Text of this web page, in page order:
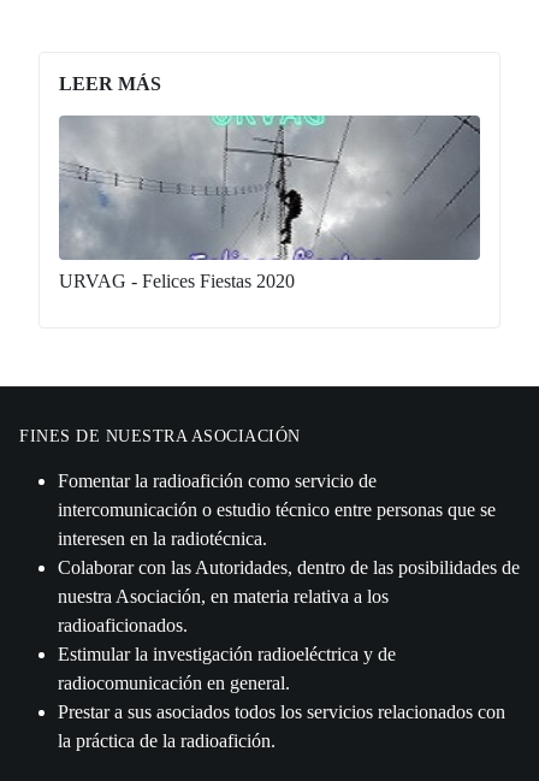
LEER MÁS
URVAG - Felices Fiestas 2020
FINES DE NUESTRA ASOCIACIÓN
Fomentar la radioafición como servicio de
intercomunicación o estudio técnico entre personas que se
interesen en la radiotécnica.
Colaborar con las Autoridades, dentro de las posibilidades de
nuestra Asociación, en materia relativa a los
radioaficionados.
Estimular la investigación radioeléctrica y de
radiocomunicación en general.
Prestar a sus asociados todos los servicios relacionados con
la práctica de la radioafición.